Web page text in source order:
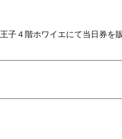
子４階ホワイエにて当日券を